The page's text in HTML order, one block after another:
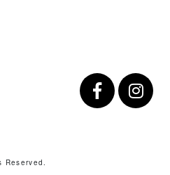
Reserved.